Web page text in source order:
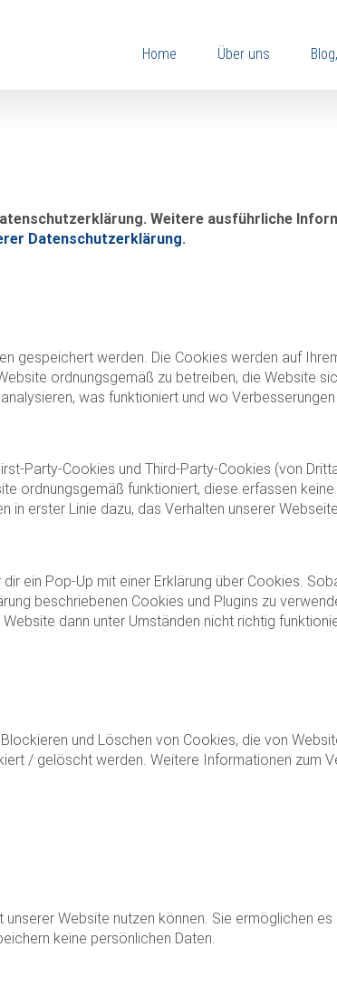
Home Über uns
Weitere ausführliche
Datenschutzerklärung.
gespeichert werden. Die Cookies werden auf
ordnungsgemäß zu betreiben, die Website
was funktioniert und wo
Party-Cookies und Third-Party-Cookies (von
ordnungsgemäß funktioniert, diese erfassen
in erster Linie dazu, das Verhalten unserer
ein Pop-Up mit einer Erklärung über Cookies.
beschriebenen Cookies und Plugins zu
dann unter Umständen nicht richtig
und Löschen von Cookies, die von
/ gelöscht werden. Weitere Informationen zum
Website nutzen können. Sie ermöglichen
keine persönlichen Daten.